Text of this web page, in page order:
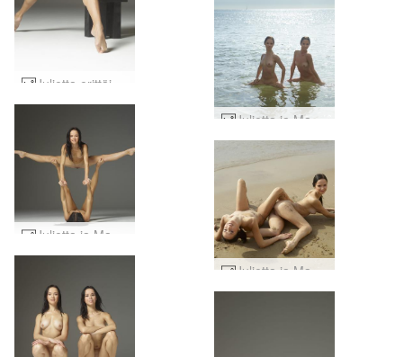
Julietta ja Magdalena rannalla hauskaa #46
Julietta ja Magdalena rantabaletti #22